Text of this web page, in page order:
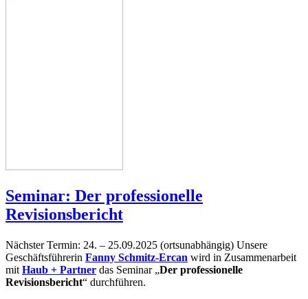
Seminar: Der professionelle
Revisionsbericht
Nächster Termin: 24. – 25.09.2025 (ortsunabhängig) Unsere
Geschäftsführerin Fanny Schmitz-Ercan wird in Zusammenarbeit
mit Haub + Partner das Seminar „Der professionelle
Revisionsbericht“ durchführen.